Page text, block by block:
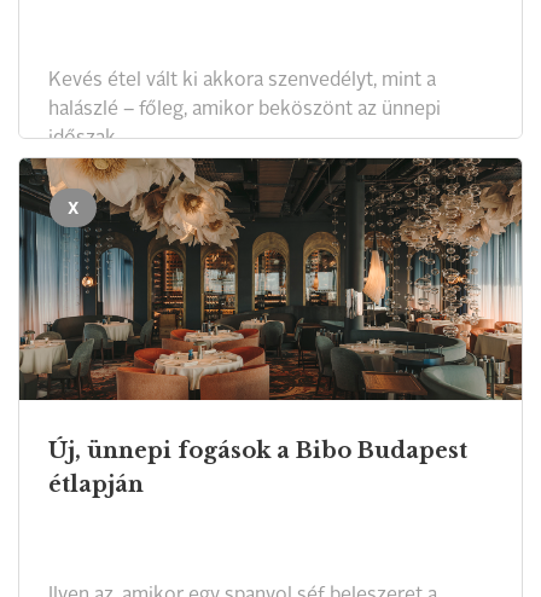
Kevés étel vált ki akkora szenvedélyt, mint a
halászlé – főleg, amikor beköszönt az ünnepi
időszak.
X
Új, ünnepi fogások a Bibo Budapest
étlapján